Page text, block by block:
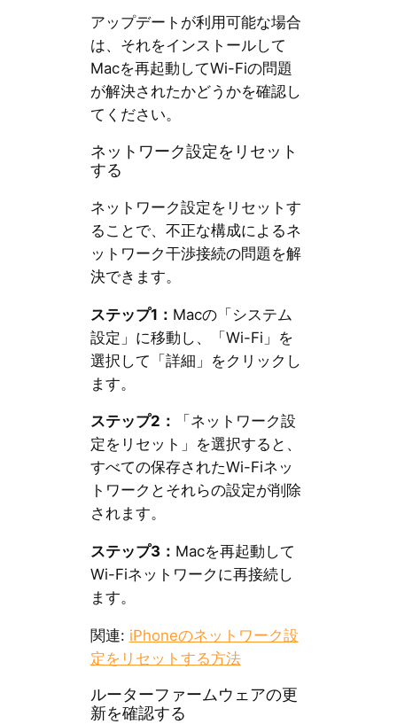
アップデートが利用可能な場合
は、それをインストールして
Macを再起動してWi-Fiの問題
が解決されたかどうかを確認し
てください。
ネットワーク設定をリセット
する
ネットワーク設定をリセットす
ることで、不正な構成によるネ
ットワーク干渉接続の問題を解
決できます。
ステップ1： Macの「システム
設定」に移動し、「Wi-Fi」を
選択して「詳細」をクリックし
ます。
ステップ2：
「ネットワーク設
定をリセット」を選択すると、
すべての保存されたWi-Fiネッ
トワークとそれらの設定が削除
されます。
ステップ3： Macを再起動して
Wi-Fiネットワークに再接続し
ます。
関連: iPhoneのネットワーク設
定をリセットする方法
ルーターファームウェアの更
新を確認する